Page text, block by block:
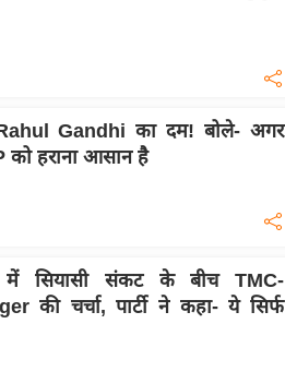
Gandhi का दम! बोले- अगर
हराना आसान है
सियासी संकट के बीच TMC-
की चर्चा, पार्टी ने कहा- ये सिर्फ